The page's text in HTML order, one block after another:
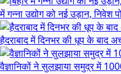
में गन्ना उद्योग को नई उड़ान, निवेश
हैदराबाद में दिनभर की धूप के बाद
वैज्ञानिकों ने सुलझाया समुद्र में